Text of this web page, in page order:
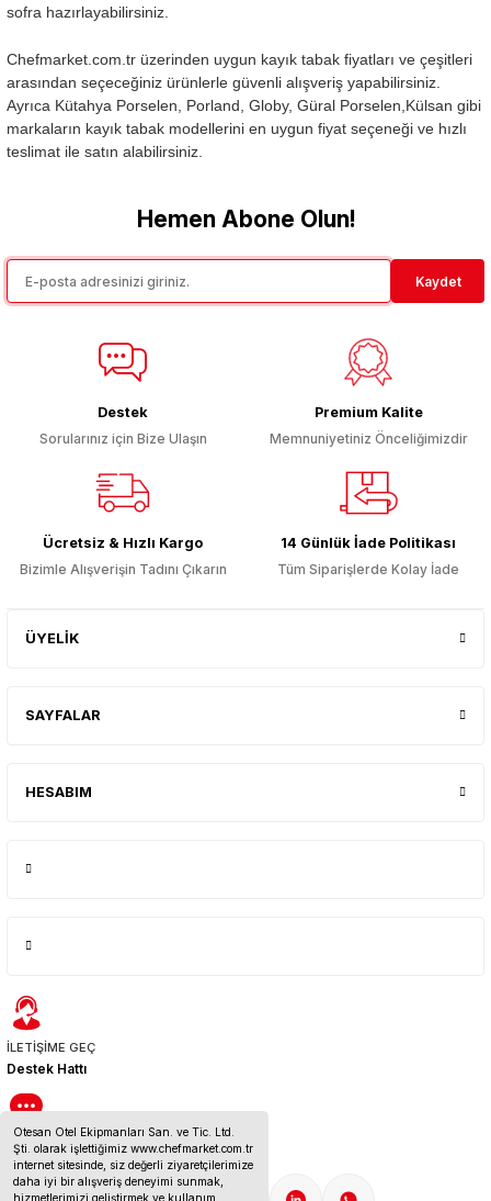
Otesan Otel Ekipmanları San. ve Tic. Ltd.
Şti. olarak işlettiğimiz www.chefmarket.com.tr
internet sitesinde, siz değerli ziyaretçilerimize
daha iyi bir alışveriş deneyimi sunmak,
hizmetlerimizi geliştirmek ve kullanım
sofra hazırlayabilirsiniz.
Chefmarket.com.tr üzerinden uygun kayık tabak fiyatları ve çeşitleri
arasından seçeceğiniz ürünlerle güvenli alışveriş yapabilirsiniz.
Ayrıca Kütahya Porselen, Porland, Globy, Güral Porselen,Külsan gibi
markaların kayık tabak modellerini en uygun fiyat seçeneği ve hızlı
teslimat ile satın alabilirsiniz.
Hemen Abone Olun!
Kaydet
Destek
Sorularınız için Bize Ulaşın
Premium Kalite
Memnuniyetiniz Önceliğimizdir
Ücretsiz & Hızlı Kargo
Bizimle Alışverişin Tadını Çıkarın
14 Günlük İade Politikası
Tüm Siparişlerde Kolay İade
ÜYELİK
SAYFALAR
HESABIM
İLETİŞİME GEÇ
Destek Hattı
BİZE ULAŞIN
İletişim Bilgileri